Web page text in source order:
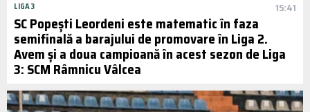
LIGA 3 15:41
SC Popești Leordeni este matematic în faza
semifinală a barajului de promovare în Liga 2.
Avem și a doua campioană în acest sezon de Liga
3: SCM Râmnicu Vâlcea